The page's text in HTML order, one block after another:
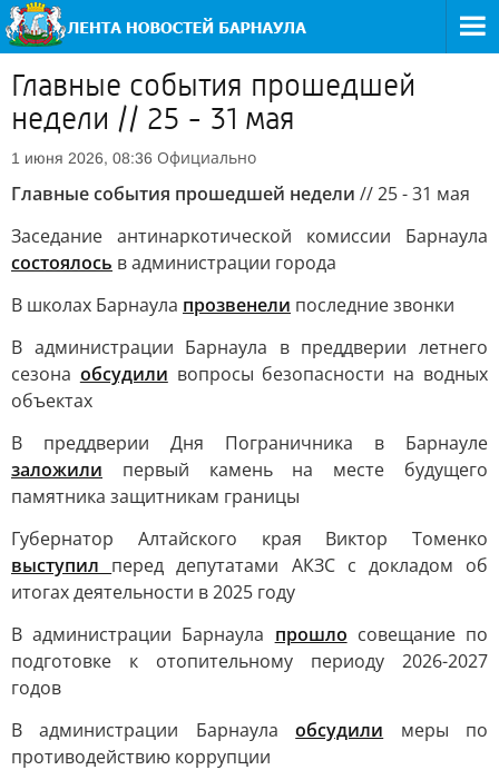
Главные события прошедшей
недели // 25 - 31 мая
1 июня 2026, 08:36 Официально
Главные события прошедшей недели // 25 - 31 мая
Заседание антинаркотической комиссии Барнаула
состоялось в администрации города
В школах Барнаула прозвенели последние звонки
В администрации Барнаула в преддверии летнего
сезона обсудили вопросы безопасности на водных
объектах
В преддверии Дня Пограничника в Барнауле
заложили первый камень на месте будущего
памятника защитникам границы
Губернатор Алтайского края Виктор Томенко
выступил перед депутатами АКЗС с докладом об
итогах деятельности в 2025 году
В администрации Барнаула прошло совещание по
подготовке к отопительному периоду 2026-2027
годов
В администрации Барнаулаобсудили меры по
противодействию коррупции